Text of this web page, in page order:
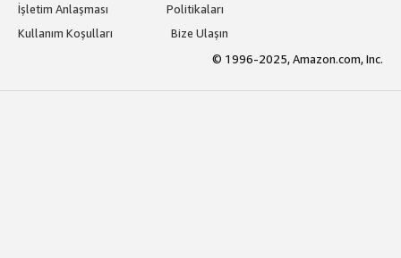
İşletim Anlaşması
Politikaları
Kullanım Koşulları
Bize Ulaşın
© 1996-2025, Amazon.com, Inc.